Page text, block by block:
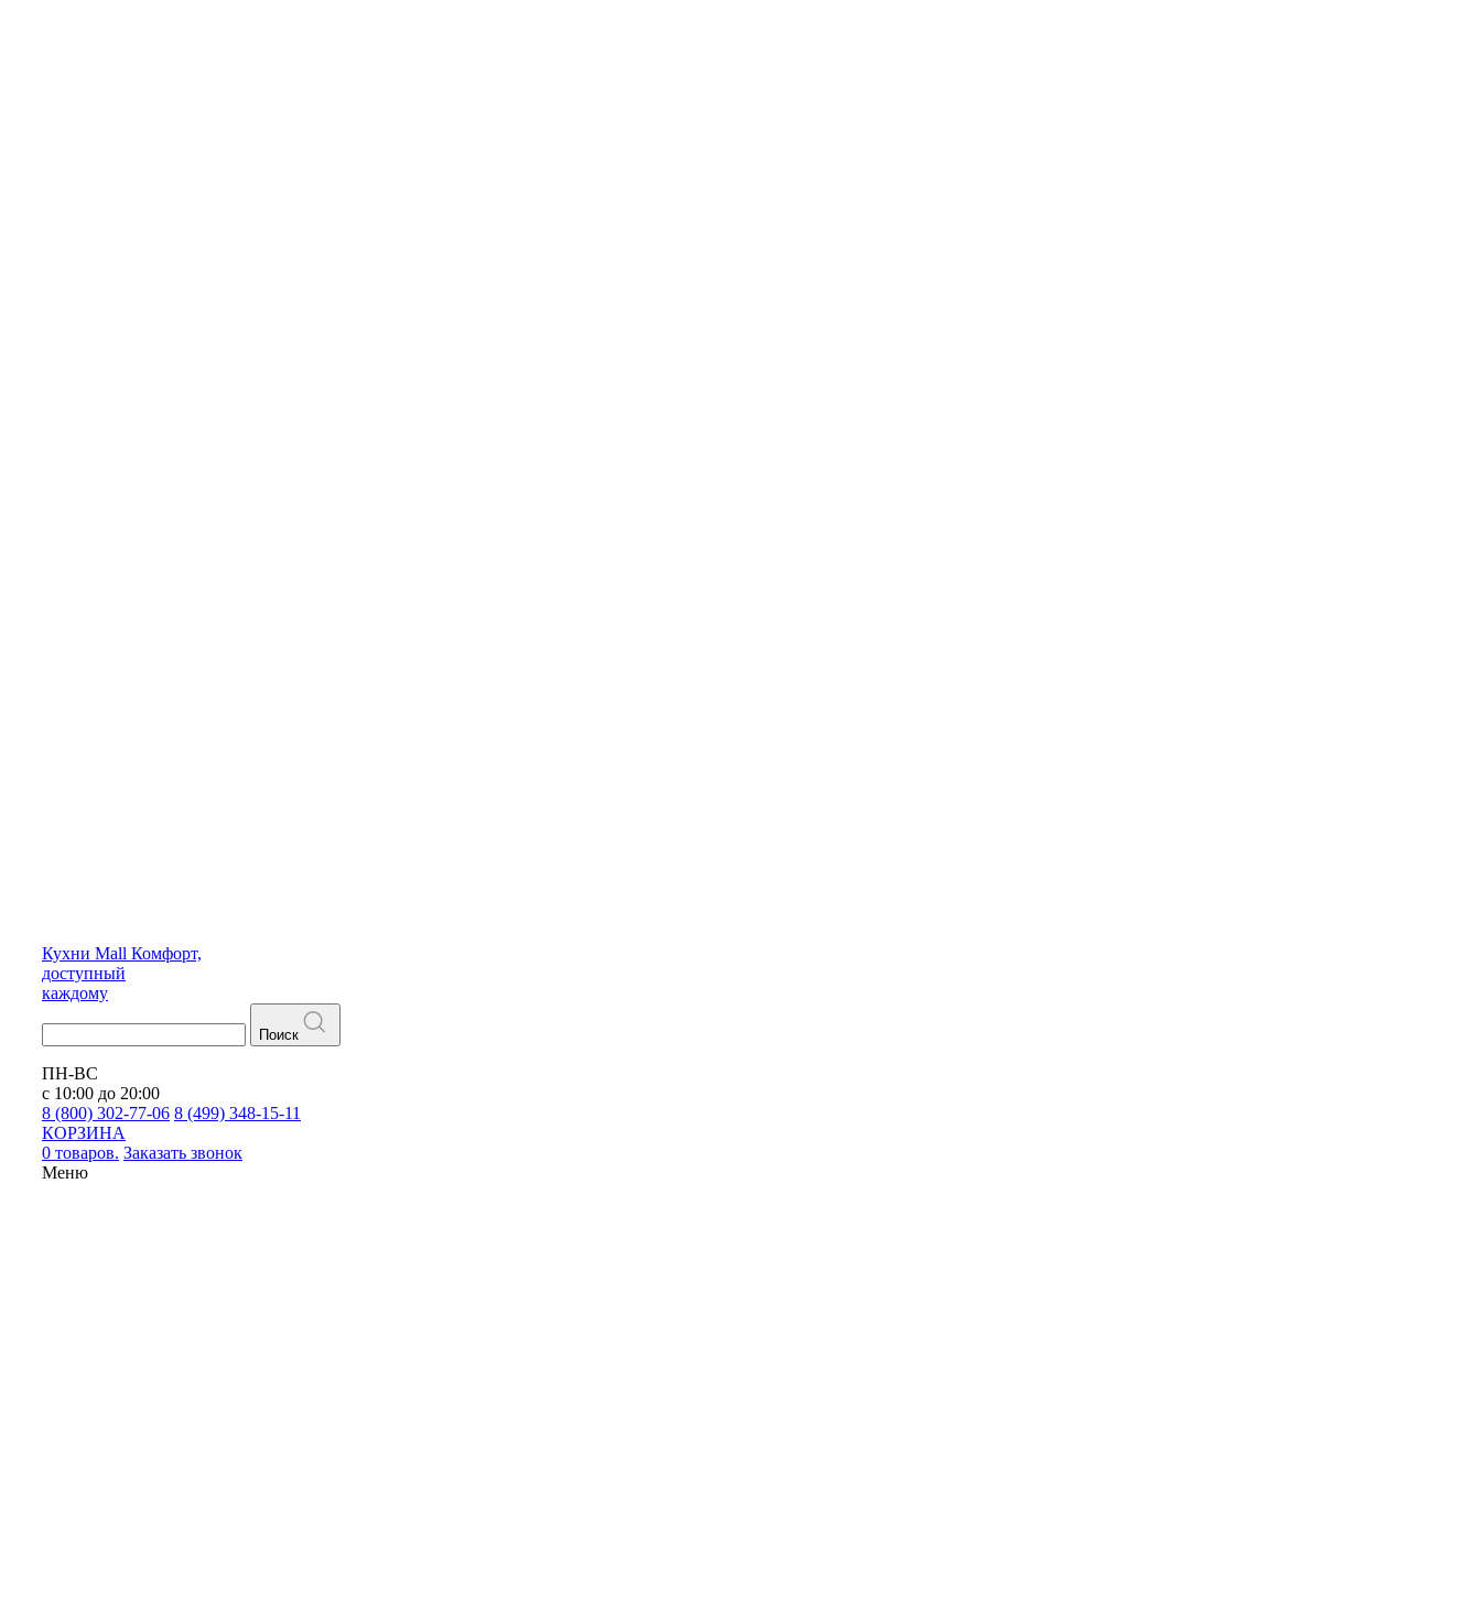
Кухни Mall Комфорт,
доступный
каждому
Поиск
ПН-ВС
с 10:00 до 20:00
8 (800) 302-77-06 8 (499) 348-15-11
КОРЗИНА
0 товаров. Заказать звонок
Меню